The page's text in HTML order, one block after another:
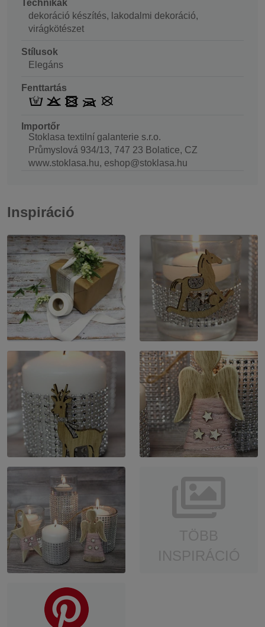
Technikák
dekoráció készítés, lakodalmi dekoráció,
virágkötészet
Stílusok
Elegáns
Fenttartás
Importőr
Stoklasa textilní galanterie s.r.o.
Průmyslová 934/13, 747 23 Bolatice, CZ
www.stoklasa.hu, eshop@stoklasa.hu
Inspiráció